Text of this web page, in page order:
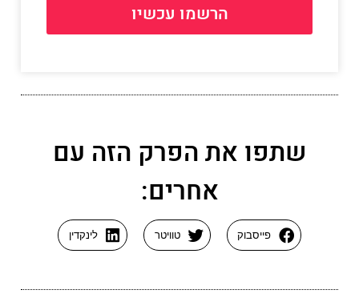
הרשמו עכשיו
שתפו את הפרק הזה עם
אחרים:
פייסבוק טוויטר לינקדין